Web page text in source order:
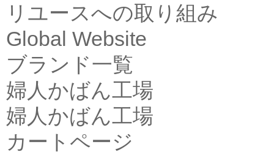
リユースへの取り組み
Global Website
ブランド一覧
婦人かばん工場
婦人かばん工場
カートページ